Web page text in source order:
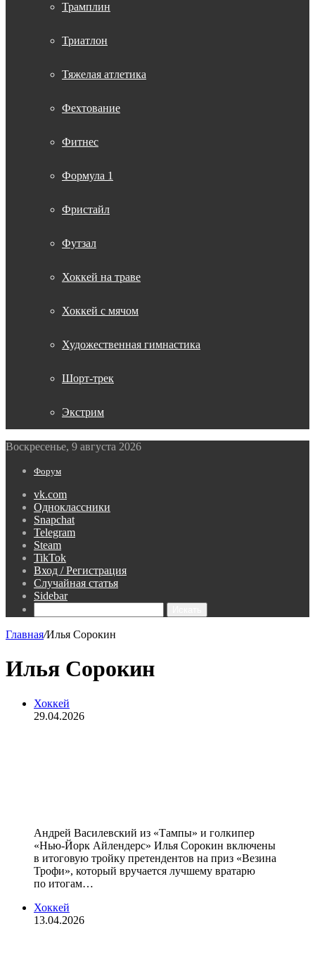
Трамплин
Триатлон
Тяжелая атлетика
Фехтование
Фитнес
Формула 1
Фристайл
Футзал
Хоккей на траве
Хоккей с мячом
Художественная гимнастика
Шорт-трек
Экстрим
Воскресенье, 9 августа 2026
Форум
vk.com
Одноклассники
Snapchat
Telegram
Steam
TikTok
Вход / Регистрация
Случайная статья
Sidebar
Главная/Илья Сорокин
Илья Сорокин
Хоккей
29.04.2026
Андрей Василевский из «Тампы» и голкипер
«Нью‑Йорк Айлендерс» Илья Сорокин включены
в итоговую тройку претендентов на приз «Везина
Трофи», который вручается лучшему вратарю
по итогам…
Хоккей
13.04.2026